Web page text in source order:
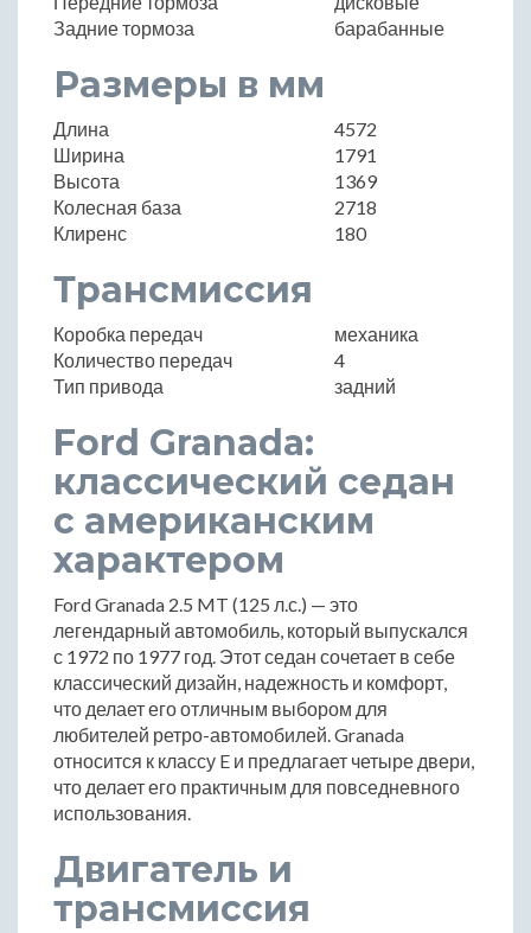
Задние тормоза
барабанные
Размеры в мм
Длина
4572
Ширина
1791
Высота
1369
Колесная база
2718
Клиренс
180
Трансмиссия
Коробка передач
механика
Количество передач
4
Тип привода
задний
Ford Granada:
классический седан
с американским
характером
Ford Granada 2.5 MT (125 л.с.) — это
легендарный автомобиль, который выпускался
с 1972 по 1977 год. Этот седан сочетает в себе
классический дизайн, надежность и комфорт,
что делает его отличным выбором для
любителей ретро-автомобилей. Granada
относится к классу E и предлагает четыре двери,
что делает его практичным для повседневного
использования.
Двигатель и
трансмиссия